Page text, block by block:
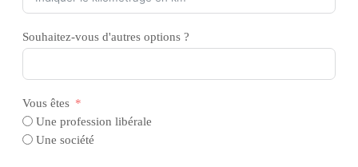
Souhaitez-vous d'autres options ?
Vous êtes
Une profession libérale
Une société